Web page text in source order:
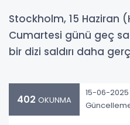
Stockholm, 15 Haziran
Cumartesi günü geç
bir dizi saldırı daha
402 OKUNMA
15-06-